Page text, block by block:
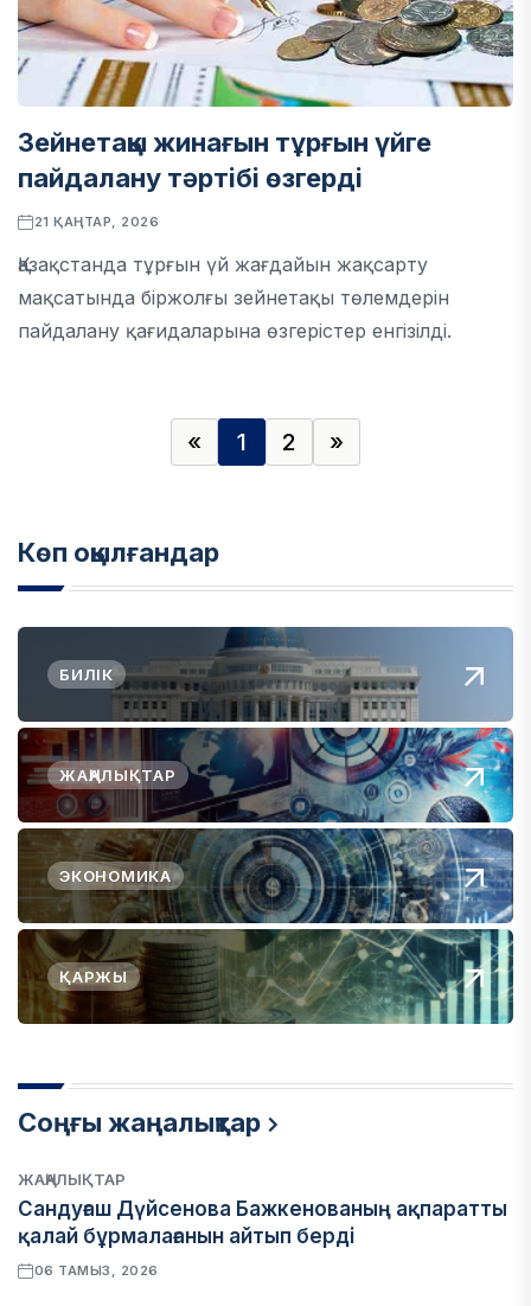
Зейнетақы жинағын тұрғын үйге
пайдалану тәртібі өзгерді
21 ҚАҢТАР, 2026
Қазақстанда тұрғын үй жағдайын жақсарту
мақсатында біржолғы зейнетақы төлемдерін
пайдалану қағидаларына өзгерістер енгізілді.
« 1 2 »
Көп оқылғандар
БИЛІК
ЖАҢАЛЫҚТАР
ЭКОНОМИКА
ҚАРЖЫ
Соңғы жаңалықтар
ЖАҢАЛЫҚТАР
Сандуғаш Дүйсенова Бажкенованың ақпаратты
қалай бұрмалағанын айтып берді
06 ТАМЫЗ, 2026